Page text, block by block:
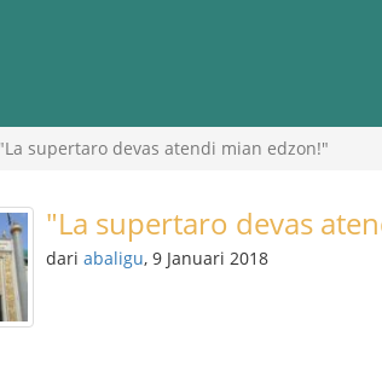
"La supertaro devas atendi mian edzon!"
"La supertaro devas
dari abaligu, 9 Januari 2018